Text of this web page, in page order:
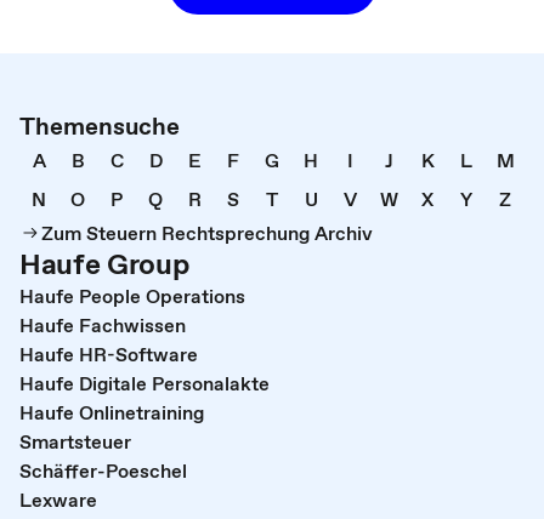
Themensuche
A B C D E F G H I J K L
M
N
O P Q R S T U V W X Y
Z
Zum Steuern Rechtsprechung Archiv
Haufe Group
Haufe People Operations
Haufe Fachwissen
Haufe HR-Software
Haufe Digitale Personalakte
Haufe Onlinetraining
Smartsteuer
Schäffer-Poeschel
Lexware